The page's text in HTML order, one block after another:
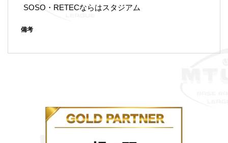
SOSO・RETECならはスタジアム
備考